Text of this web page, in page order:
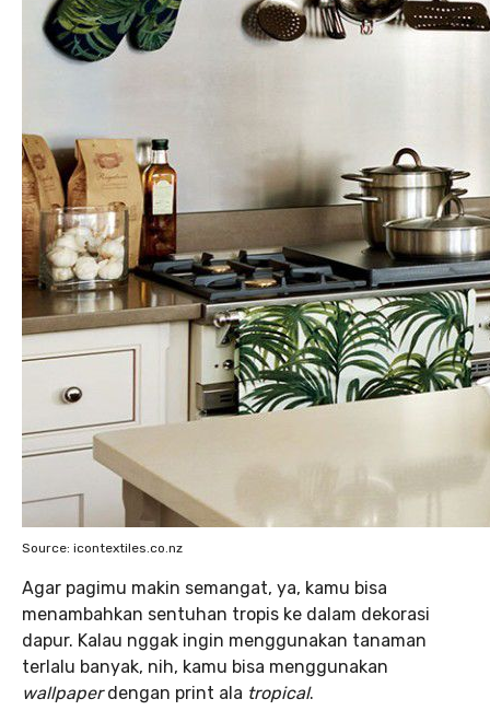
Source: icontextiles.co.nz
Agar pagimu makin semangat, ya, kamu bisa
menambahkan sentuhan tropis ke dalam dekorasi
dapur. Kalau nggak ingin menggunakan tanaman
terlalu banyak, nih, kamu bisa menggunakan
wallpaperdengan print ala tropical.